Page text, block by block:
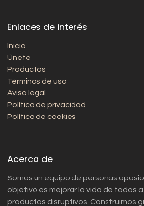
Enlaces de interés
Inicio
Únete
Productos
Términos de uso
Aviso legal
Política de privacidad
Política de cookies
Acerca de
Somos un equipo de personas
objetivo es mejorar la vida de todos
productos disruptivos. Construimos